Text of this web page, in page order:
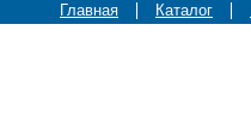
Главная Каталог